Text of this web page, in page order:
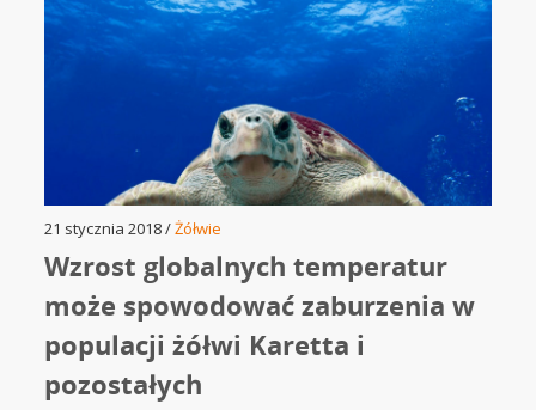
21 stycznia 2018 /Żółwie
Wzrost globalnych temperatur
może spowodować zaburzenia w
populacji żółwi Karetta i
pozostałych